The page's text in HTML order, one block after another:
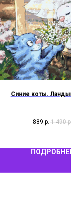
Синие коты. Ландыши
889 р. 1 490 р.
ПОДРОБНЕЕ